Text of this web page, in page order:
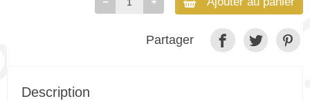
Partager
Description